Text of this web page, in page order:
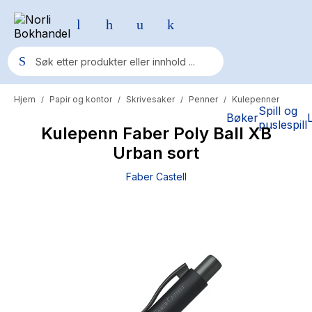
BøkerSpill og
puslespill
Populære søk
Pokemon
Fury Bound - Sable Sorensen
Hjem / Papir og kontor / Skrivesaker / Penner / Kulepenner
Kulepenn Faber Poly Ball XB
Urban sort
Faber Castell